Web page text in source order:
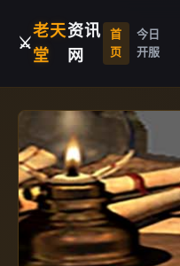
⚔️
老天
堂
资讯
网
首
页
今日
开服